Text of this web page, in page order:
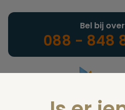
Landelijke
Bel bij
088 - 848